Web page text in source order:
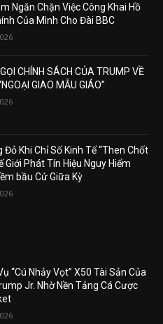
Ngăn Chặn Việc Công Khai Hồ
Của Mình Cho Đài BBC
CHÍNH SÁCH CỦA TRUMP VỀ
GIAO MẪU GIÁO”
Đỏ Khi Chỉ Số Kinh Tế “Then Chốt
Giới Phát Tín Hiệu Nguy Hiểm
bầu Cử Giữa Kỳ
“Cú Nhảy Vọt” X50 Tài Sản Của
Jr. Nhờ Nền Tảng Cá Cược